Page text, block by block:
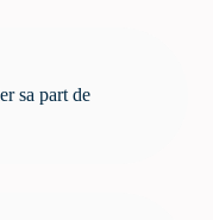
sa part de